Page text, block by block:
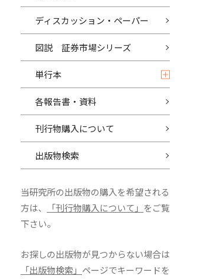
ディスカッション・ペーパー
図説 証券市場シリーズ
単行本
各報告書・資料
刊行物購入について
出版物検索
当研究所の出版物の購入を希望される
方は、
「刊行物購入について」 をご覧
下さい。
お探しの出版物が見つからない場合は
「出版物検索」 ページでキーワードを